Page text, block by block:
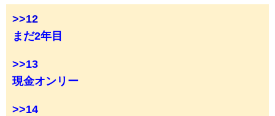
>>12
まだ2年目
>>13
現金オンリー
>>14